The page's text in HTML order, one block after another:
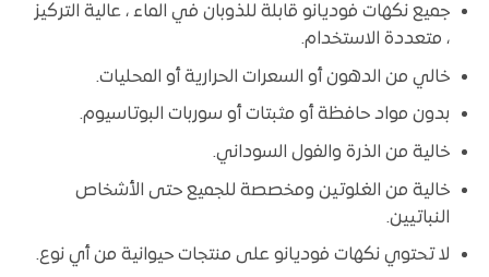
جميع نكهات فوديانو قابلة للذوبان في الماء ، عالية التركيز
، متعددة الاستخدام.
خالي من الدهون أو السعرات الحرارية أو المحليات.
بدون مواد حافظة أو مثبتات أو سوربات البوتاسيوم.
خالية من الذرة والفول السوداني.
خالية من الغلوتين ومخصصة للجميع حتى الأشخاص
النباتيين.
لا تحتوي نكهات فوديانو على منتجات حيوانية من أي نوع.